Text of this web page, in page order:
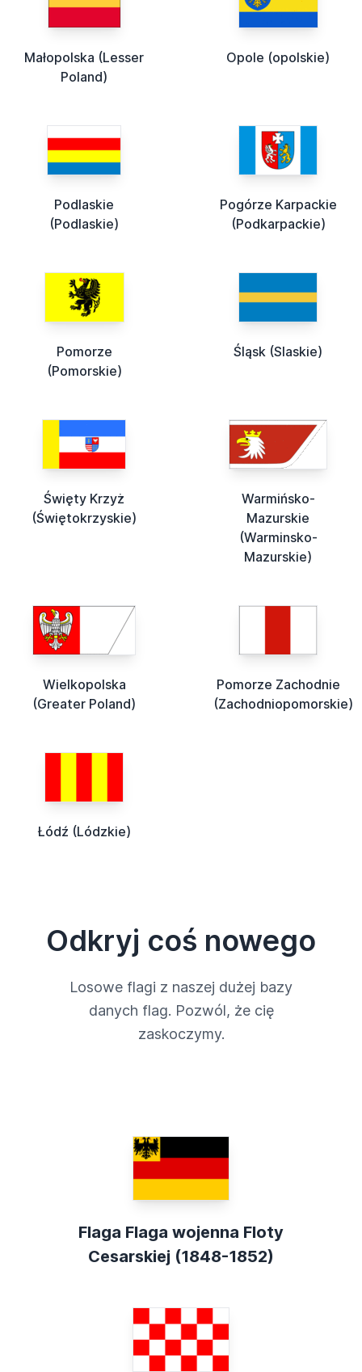
Małopolska (Lesser
Poland)
Opole (opolskie)
Podlaskie
(Podlaskie)
Pogórze Karpackie
(Podkarpackie)
Pomorze
(Pomorskie)
Śląsk (Slaskie)
Święty Krzyż
(Świętokrzyskie)
Warmińsko-
Mazurskie
(Warminsko-
Mazurskie)
Wielkopolska
(Greater Poland)
Pomorze Zachodnie
(Zachodniopomorskie)
Łódź (Lódzkie)
Odkryj coś nowego
Losowe flagi z naszej dużej bazy
danych flag. Pozwól, że cię
zaskoczymy.
Flaga Flaga wojenna Floty
Cesarskiej (1848-1852)